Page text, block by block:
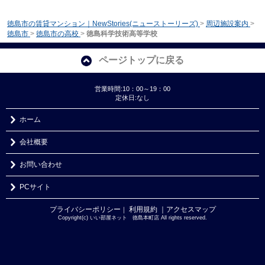
徳島市の賃貸マンション｜NewStories(ニューストーリーズ) > 周辺施設案内 >
徳島市 > 徳島市の高校 > 徳島科学技術高等学校
ページトップに戻る
営業時間:10：00～19：00
定休日:なし
ホーム
会社概要
お問い合わせ
PCサイト
プライバシーポリシー ｜ 利用規約 ｜アクセスマップ
Copyright(c) いい部屋ネット 徳島本町店 All rights reserved.